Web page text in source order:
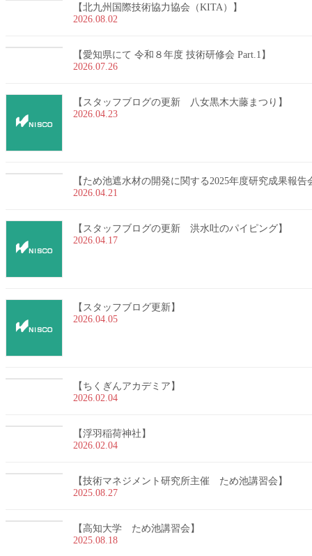
【北九州国際技術協力協会（KITA）】
2026.08.02
【愛知県にて 令和８年度 技術研修会 Part.1】
2026.07.26
【スタッフブログの更新 八女黒木大藤まつり】
2026.04.23
【ため池遮水材の開発に関する2025年度研究成果報告
2026.04.21
【スタッフブログの更新 洪水吐のパイピング】
2026.04.17
【スタッフブログ更新】
2026.04.05
【ちくぎんアカデミア】
2026.02.04
【浮羽稲荷神社】
2026.02.04
【技術マネジメント研究所主催 ため池講習会】
2025.08.27
【高知大学 ため池講習会】
2025.08.18